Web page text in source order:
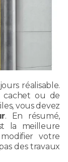
réalisable.
cachet ou de
vous devez
. En résumé,
la meilleure
votre
des travaux